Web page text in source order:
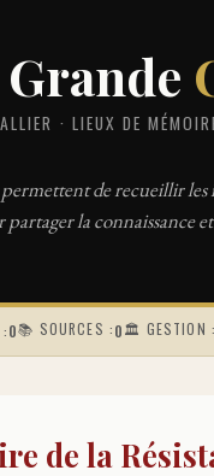
· LIEUX DE
de recueillir
la connaissance
0📚 SOURCES :0🏛 GESTION :
de la